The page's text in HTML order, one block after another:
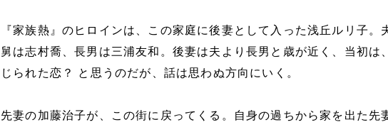
『家族熱』のヒロインは、この家庭に後妻として入った浅丘ルリ子。
舅は志村喬、長男は三浦友和。後妻は夫より長男と歳が近く、当初は
じられた恋？ と思うのだが、話は思わぬ方向にいく。
先妻の加藤治子が、この街に戻ってくる。自身の過ちから家を出た先